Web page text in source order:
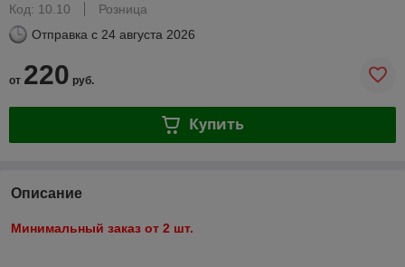
Код: 10.10
Розница
Отправка с 24 августа 2026
от 220 руб.
Купить
Описание
Минимальный заказ от 2 шт.